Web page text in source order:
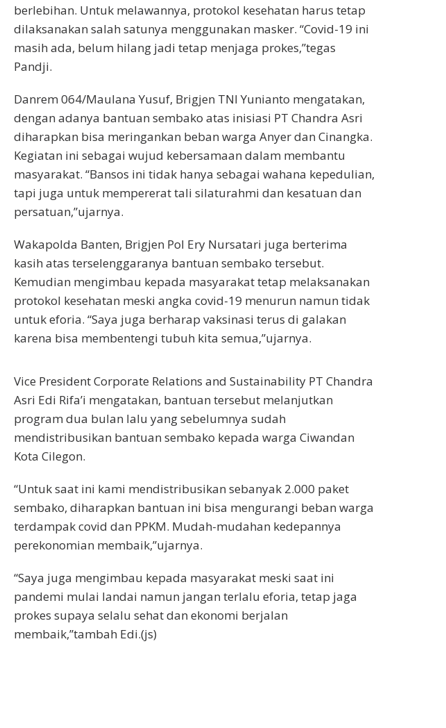
berlebihan. Untuk melawannya, protokol kesehatan harus tetap
dilaksanakan salah satunya menggunakan masker. “Covid-19 ini
masih ada, belum hilang jadi tetap menjaga prokes,”tegas
Pandji.
Danrem 064/Maulana Yusuf, Brigjen TNI Yunianto mengatakan,
dengan adanya bantuan sembako atas inisiasi PT Chandra Asri
diharapkan bisa meringankan beban warga Anyer dan Cinangka.
Kegiatan ini sebagai wujud kebersamaan dalam membantu
masyarakat. “Bansos ini tidak hanya sebagai wahana kepedulian,
tapi juga untuk mempererat tali silaturahmi dan kesatuan dan
persatuan,”ujarnya.
Wakapolda Banten, Brigjen Pol Ery Nursatari juga berterima
kasih atas terselenggaranya bantuan sembako tersebut.
Kemudian mengimbau kepada masyarakat tetap melaksanakan
protokol kesehatan meski angka covid-19 menurun namun tidak
untuk eforia. “Saya juga berharap vaksinasi terus di galakan
karena bisa membentengi tubuh kita semua,”ujarnya.
Vice President Corporate Relations and Sustainability PT Chandra
Asri Edi Rifa’i mengatakan, bantuan tersebut melanjutkan
program dua bulan lalu yang sebelumnya sudah
mendistribusikan bantuan sembako kepada warga Ciwandan
Kota Cilegon.
“Untuk saat ini kami mendistribusikan sebanyak 2.000 paket
sembako, diharapkan bantuan ini bisa mengurangi beban warga
terdampak covid dan PPKM. Mudah-mudahan kedepannya
perekonomian membaik,”ujarnya.
“Saya juga mengimbau kepada masyarakat meski saat ini
pandemi mulai landai namun jangan terlalu eforia, tetap jaga
prokes supaya selalu sehat dan ekonomi berjalan
membaik,”tambah Edi.(js)